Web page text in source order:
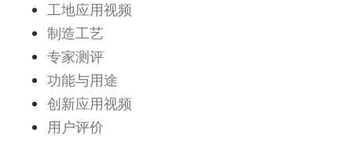
工地应用视频
制造工艺
专家测评
功能与用途
创新应用视频
用户评价